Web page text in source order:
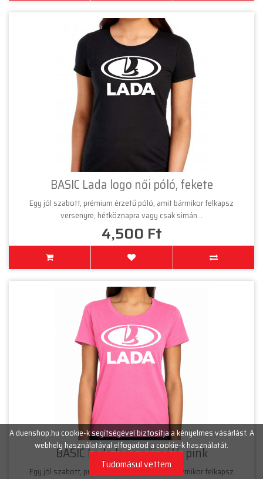
BASIC Lada logo női póló, fekete
Egy jól szabott, prémium érzetű póló, amit bármikor felkapsz
versenyre, hétköznapra vagy csak simán ..
4,500 Ft
BASIC Lada logo női póló, pink
Egy jól szabott, prémium érzetű póló, amit bármikor felkapsz
A duenshop.hu cookie-k segítségével biztosítja a kényelmes vásárlást. A
webhely használatával elfogadod a cookie-k használatát.
Tudomásul vettem